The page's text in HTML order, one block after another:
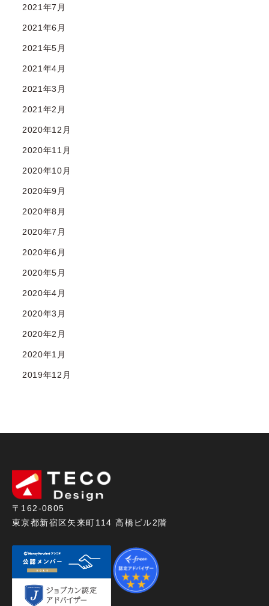
2021年7月
2021年6月
2021年5月
2021年4月
2021年3月
2021年2月
2020年12月
2020年11月
2020年10月
2020年9月
2020年8月
2020年7月
2020年6月
2020年5月
2020年4月
2020年3月
2020年2月
2020年1月
2019年12月
〒162-0805
東京都新宿区矢来町114 高橋ビル2階